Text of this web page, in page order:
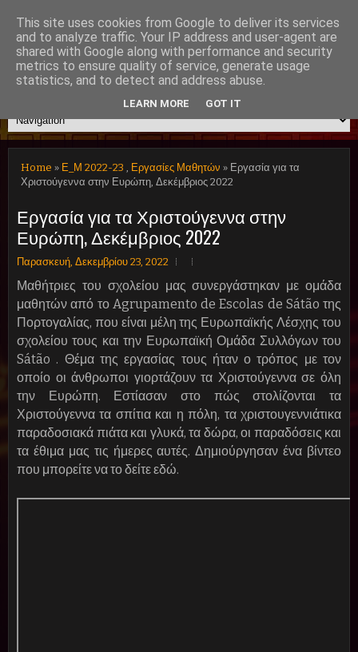
Μουσικό Σχολείο Χανίων
Home » Ε_Μ 2022-23 , Εργασίες Μαθητών » Εργασία για τα
Χριστούγεννα στην Ευρώπη, Δεκέμβριος 2022
Εργασία για τα Χριστούγεννα στην
Ευρώπη, Δεκέμβριος 2022
Παρασκευή, Δεκεμβρίου 23, 2022
Μαθήτριες του σχολείου μας συνεργάστηκαν με ομάδα
μαθητών από το Agrupamento de Escolas de Sátão της
Πορτογαλίας, που είναι μέλη της Ευρωπαϊκής Λέσχης του
σχολείου τους και την Ευρωπαϊκή Ομάδα Συλλόγων του
Sátão . Θέμα της εργασίας τους ήταν ο τρόπος με τον
οποίο οι άνθρωποι γιορτάζουν τα Χριστούγεννα σε όλη
την Ευρώπη. Εστίασαν στο πώς στολίζονται τα
Χριστούγεννα τα σπίτια και η πόλη, τα χριστουγεννιάτικα
παραδοσιακά πιάτα και γλυκά, τα δώρα, οι παραδόσεις και
τα έθιμα μας τις ήμερες αυτές. Δημιούργησαν ένα βίντεο
που μπορείτε να το δείτε εδώ.
This site uses cookies from Google to deliver its services
and to analyze traffic. Your IP address and user-agent are
shared with Google along with performance and security
metrics to ensure quality of service, generate usage
statistics, and to detect and address abuse.
LEARN MORE GOT IT